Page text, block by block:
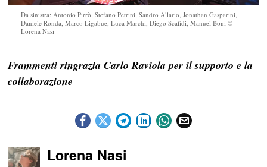
Da sinistra: Antonio Pirrò, Stefano Petrini, Sandro Allario, Jonathan Gasparini,
Daniele Ronda, Marco Ligabue, Luca Marchi, Diego Scafidi, Manuel Boni ©
Lorena Nasi
Frammenti ringrazia Carlo Raviola per il supporto e la
collaborazione
Lorena Nasi